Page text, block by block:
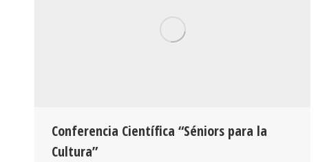
Conferencia Científica “Séniors para la
Cultura”